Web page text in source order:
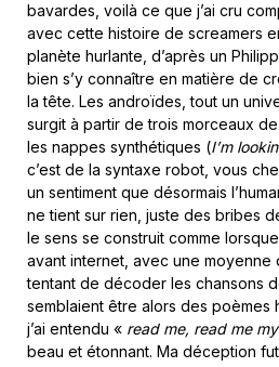
bavardes, voilà ce que j’ai cru
avec cette histoire de screamers
planète hurlante, d’après un
bien s’y connaître en matière de
la tête. Les androïdes, tout un
surgit à partir de trois morceaux
les nappes synthétiques (I’m
c’est de la syntaxe robot, vous
un sentiment que désormais
ne tient sur rien, juste des bribes
le sens se construit comme
avant internet, avec une moyenne
tentant de décoder les chansons
semblaient être alors des poèmes
j’ai entendu « read me, read me
beau et étonnant. Ma déception